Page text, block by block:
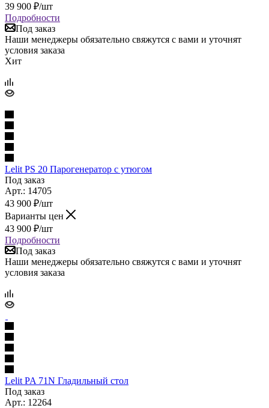
39 900 ₽/шт
Подробности
Под заказ
Наши менеджеры обязательно свяжутся с вами и уточнят
условия заказа
Хит
Lelit PS 20 Парогенератор с утюгом
Под заказ
Арт.: 14705
43 900 ₽/шт
Варианты цен
43 900 ₽/шт
Подробности
Под заказ
Наши менеджеры обязательно свяжутся с вами и уточнят
условия заказа
Lelit PA 71N Гладильный стол
Под заказ
Арт.: 12264